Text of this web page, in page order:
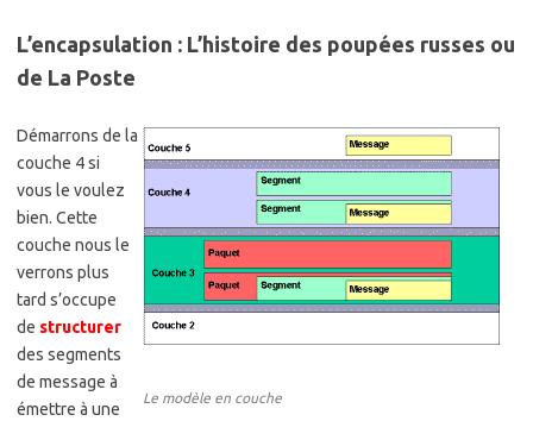
L’encapsulation : L’histoire des poupées russes ou
de La Poste
Le modèle en couche
Démarrons de la
couche 4 si
vous le voulez
bien. Cette
couche nous le
verrons plus
tard s’occupe
de structurer
des segments
de message à
émettre à une